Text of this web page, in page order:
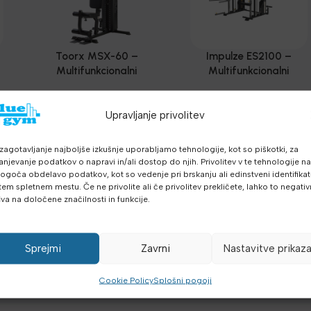
Upravljanje privolitev
najboljše izkušnje uporabljamo tehnologije, kot so piškotki, za
podatkov o napravi in/ali dostop do njih. Privolitev v te tehnologije
obdelavo podatkov, kot so vedenje pri brskanju ali edinstveni
spletnem mestu. Če ne privolite ali če privolitev prekličete, lahko to
na določene značilnosti in funkcije.
Sprejmi Zavrni Nastavitve prikaza
Cookie PolicySplošni pogoji
Toorx MSX-60 –
Multifunkcionalni
Smitt, Kletke,
PREBERI VEČ
Impulze ES2100 –
Multifunkcionalni
sistemi
Nosileci
oprema
PREBERI VEČ